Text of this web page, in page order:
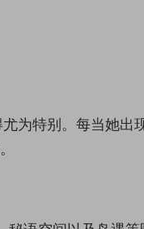
为特别。每当她出